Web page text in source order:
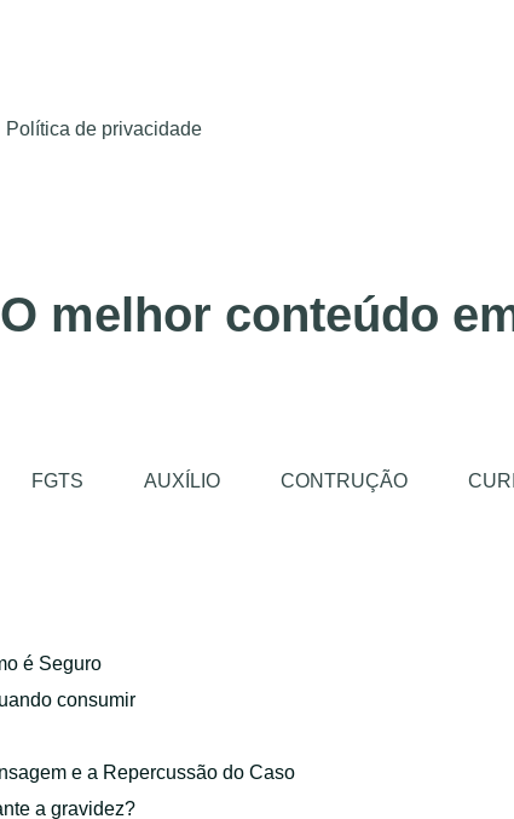
Política de privacidade
melhor conteúdo
FGTS AUXÍLIO CONTRUÇÃO
é Seguro
consumir
e a Repercussão do Caso
a gravidez?